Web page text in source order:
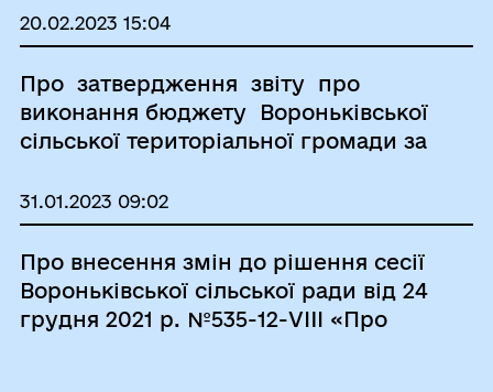
територіальної громади на 2023 рік»
20.02.2023 15:04
Про затвердження звіту про
виконання бюджету Вороньківської
сільської територіальної громади за
31.01.2023 09:02
Про внесення змін до рішення сесії
Вороньківської сільської ради від 24
грудня 2021 р. №535-12-VIII «Про